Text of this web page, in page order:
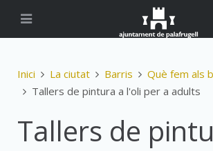
Inici La ciutat Barris
Què fem als
Tallers de pintura a l'oli per a adults
Tallers de